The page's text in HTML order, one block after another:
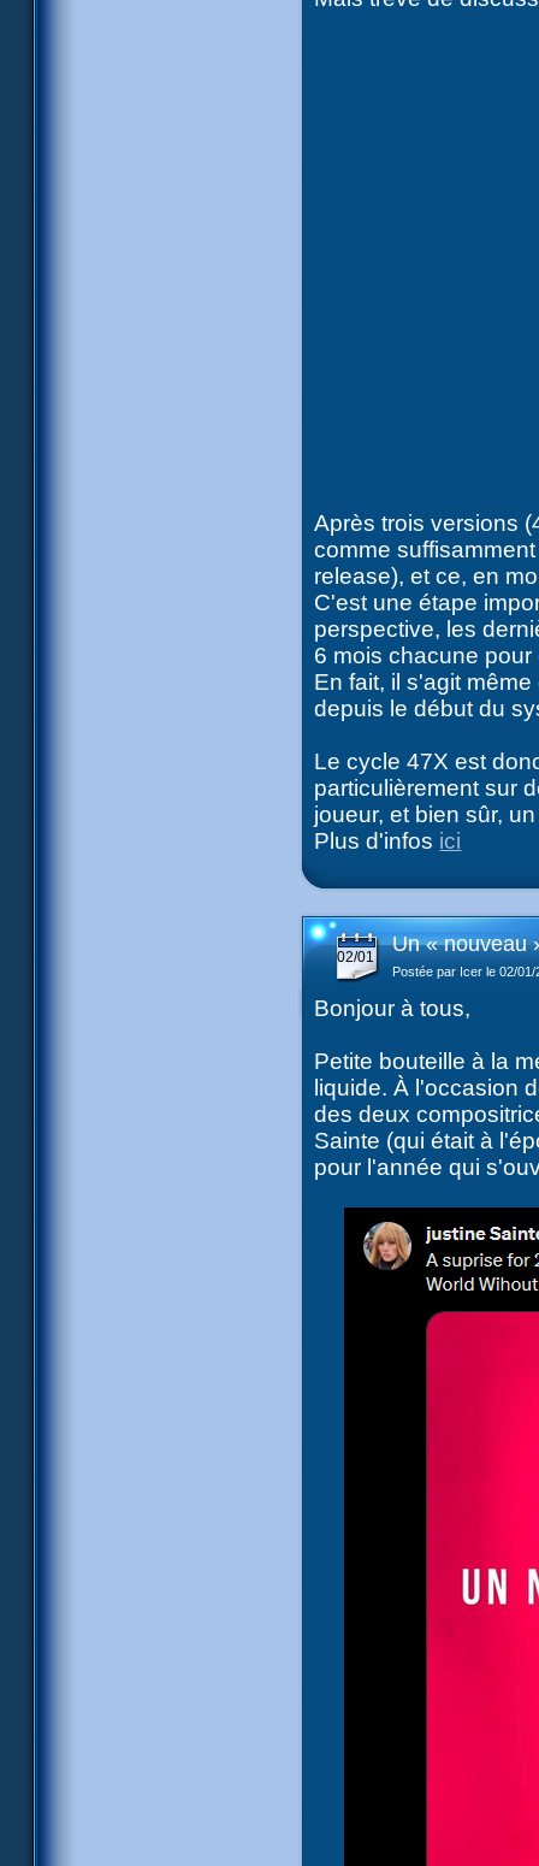
Après trois versions
comme
release), et ce, en
C'est une étape
perspective, les
6 mois chacune
En fait, il s'agit
depuis le début du
Le cycle 47X est
particulièrement sur
joueur, et bien sûr,
Plus d'infos ici
02/01
Un « nouveau
Postée par Icer le 02/
Bonjour à tous,
Petite bouteille à la
liquide. À l'occasion
des deux
Sainte (qui était à
pour l'année qui